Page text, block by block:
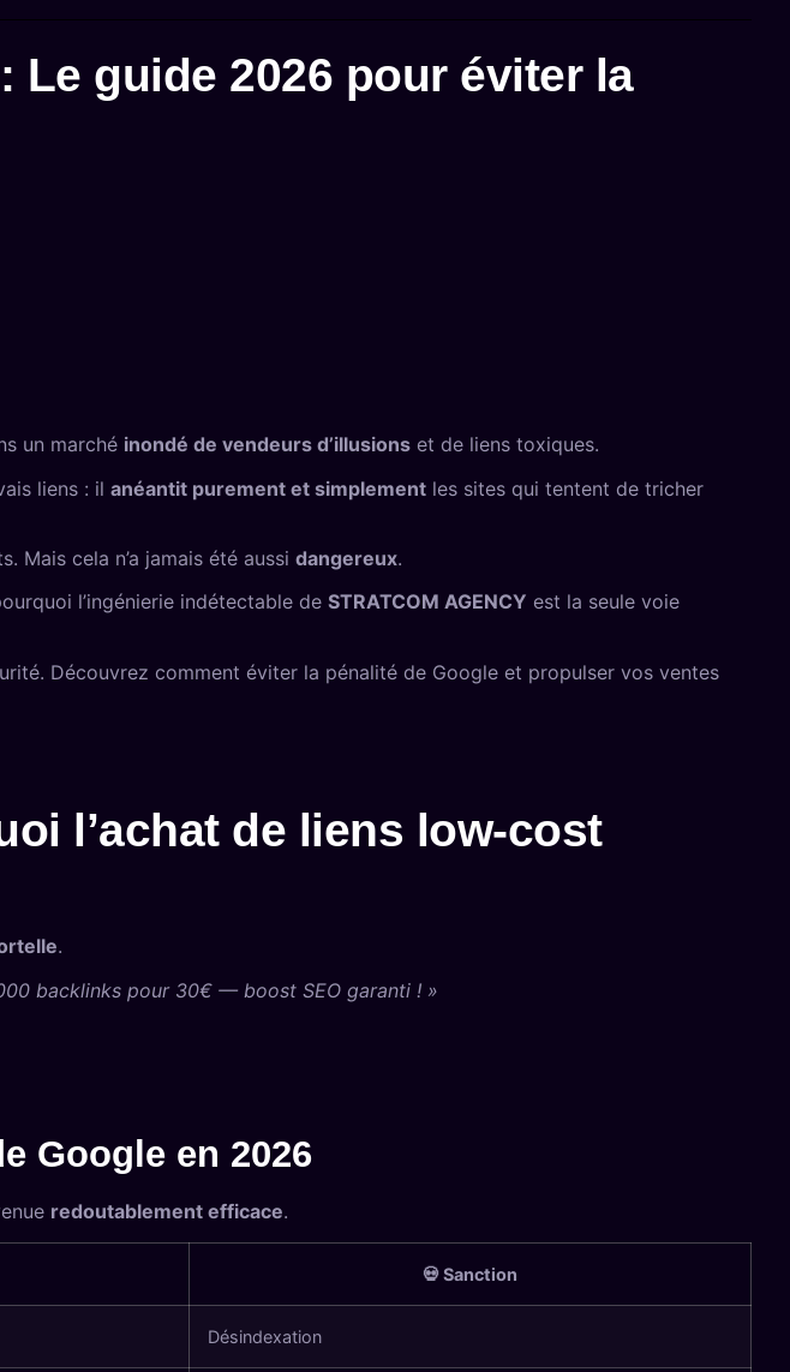
Le guide 2026 pour éviter la
un marché inondé de vendeurs d’illusions et de liens toxiques.
liens : il anéantit purement et simplement les sites qui tentent de tricher
Mais cela n’a jamais été aussi dangereux.
l’ingénierie indétectable de STRATCOM AGENCY est la seule voie
Découvrez comment éviter la pénalité de Google et propulser vos ventes
l’achat de liens low-cost
.
backlinks pour 30€ — boost SEO garanti ! »
Google en 2026
redoutablement efficace.
💀 Sanction
Désindexation